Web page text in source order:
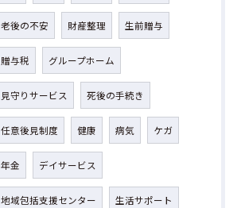
老後の不安 財産整理 生前贈与
贈与税 グループホーム
見守りサービス 死後の手続き
任意後見制度 健康 病気 ケガ
年金 デイサービス
地域包括支援センター 生活サポート